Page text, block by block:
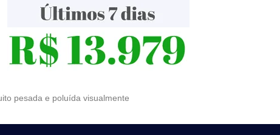
pesada e poluída visualmente